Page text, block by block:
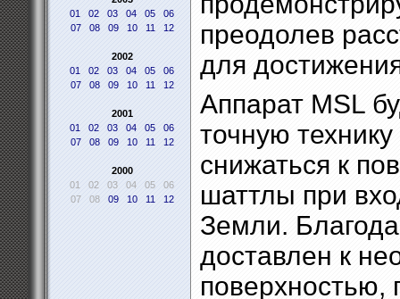
01
02 03 04 05
06
07
08 09 10 11 12
2002
01
02 03 04 05
06
07
08 09 10 11 12
2001
01
02 03 04 05
06
07
08 09 10 11 12
2000
01
02 03 04 05
06
07
08 09 10 11 12
преодолев
для
Аппарат MSL
точную
снижаться к
шаттлы при
Земли.
доставлен к
поверхностью,